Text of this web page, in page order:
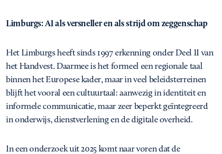
Limburgs: AI als versneller en als strijd om zeggenschap
Het Limburgs heeft sinds 1997 erkenning onder Deel II van
het Handvest. Daarmee is het formeel een regionale taal
binnen het Europese kader, maar in veel beleidsterreinen
blijft het vooral een cultuurtaal: aanwezig in identiteit en
informele communicatie, maar zeer beperkt geïntegreerd
in onderwijs, dienstverlening en de digitale overheid.
In een onderzoek uit 2025 komt naar voren dat de